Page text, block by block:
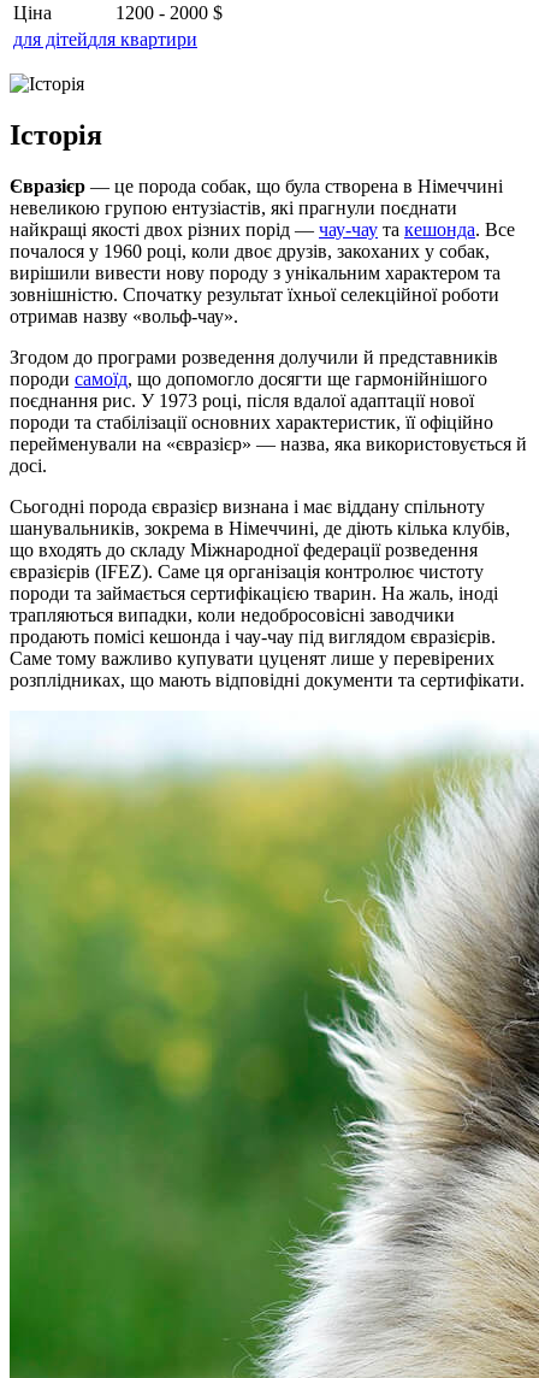
Ціна
1200 - 2000 $
для дітейдля квартири
Історія
Євразієр — це порода собак, що була створена в Німеччині
невеликою групою ентузіастів, які прагнули поєднати
найкращі якості двох різних порід — чау-чау та кешонда. Все
почалося у 1960 році, коли двоє друзів, закоханих у собак,
вирішили вивести нову породу з унікальним характером та
зовнішністю. Спочатку результат їхньої селекційної роботи
отримав назву «вольф-чау».
Згодом до програми розведення долучили й представників
породи самоїд, що допомогло досягти ще гармонійнішого
поєднання рис. У 1973 році, після вдалої адаптації нової
породи та стабілізації основних характеристик, її офіційно
перейменували на «євразієр» — назва, яка використовується й
досі.
Сьогодні порода євразієр визнана і має віддану спільноту
шанувальників, зокрема в Німеччині, де діють кілька клубів,
що входять до складу Міжнародної федерації розведення
євразієрів (IFEZ). Саме ця організація контролює чистоту
породи та займається сертифікацією тварин. На жаль, іноді
трапляються випадки, коли недобросовісні заводчики
продають помісі кешонда і чау-чау під виглядом євразієрів.
Саме тому важливо купувати цуценят лише у перевірених
розплідниках, що мають відповідні документи та сертифікати.